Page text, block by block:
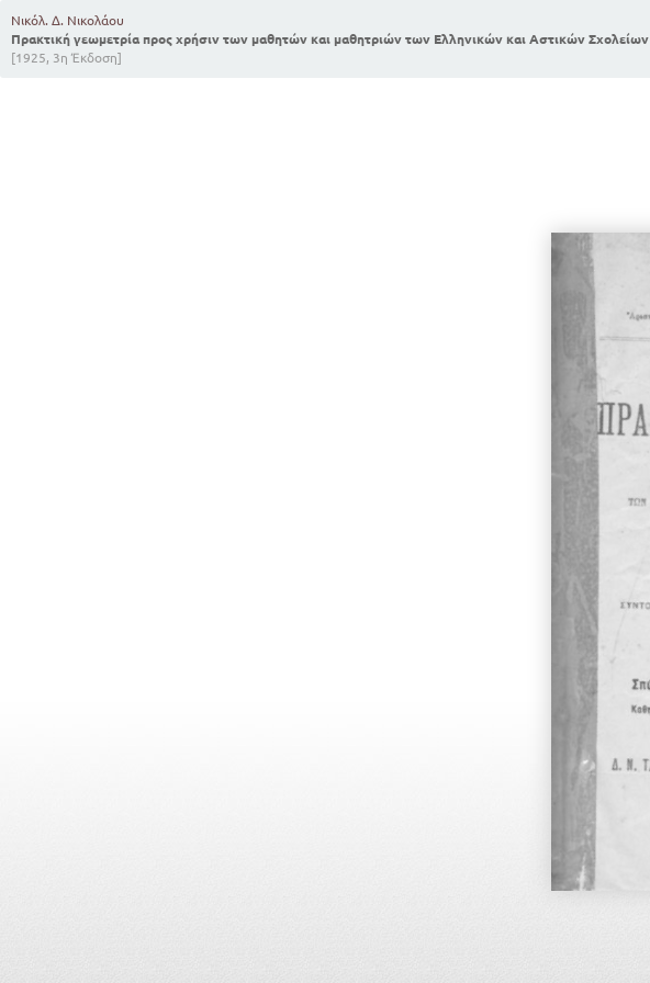
Νικόλ. Δ. Νικολάου
Πρακτική γεωμετρία προς χρήσιν των μαθητών και μαθητριών των Ελληνικών και Αστικών Σχολείων
[1925, 3η Έκδοση]